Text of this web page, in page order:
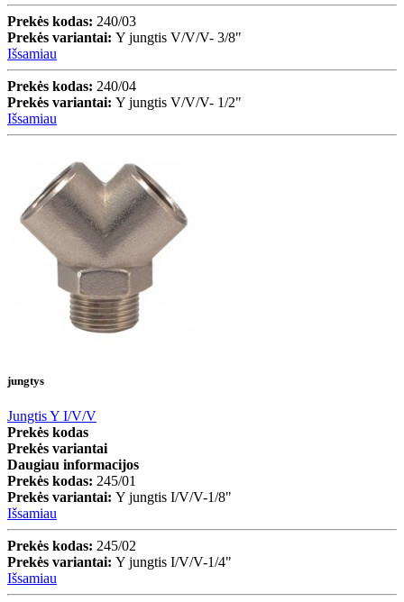
Prekės kodas: 240/03
Prekės variantai: Y jungtis V/V/V- 3/8"
Išsamiau
Prekės kodas: 240/04
Prekės variantai: Y jungtis V/V/V- 1/2"
Išsamiau
jungtys
Jungtis Y I/V/V
Prekės kodas
Prekės variantai
Daugiau informacijos
Prekės kodas: 245/01
Prekės variantai: Y jungtis I/V/V-1/8"
Išsamiau
Prekės kodas: 245/02
Prekės variantai: Y jungtis I/V/V-1/4"
Išsamiau